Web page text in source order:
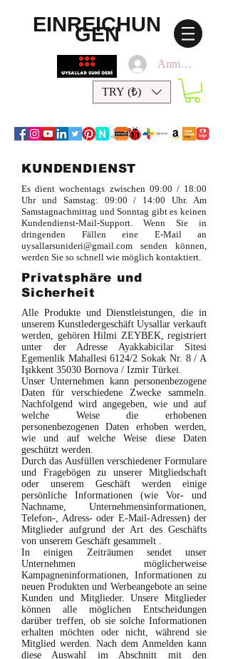
EINREICHUN
GEN
Anmelden
TRY (₺)
KUNDENDIENST
Es dient wochentags zwischen 09:00 / 18:00
Uhr und Samstag: 09:00 / 14:00 Uhr. Am
Samstagnachmittag und Sonntag gibt es keinen
Kundendienst-Mail-Support. Wenn Sie in
dringenden Fällen eine E-Mail an
uysallarsunideri@gmail.com senden können,
werden Sie so schnell wie möglich kontaktiert.
Privatsphäre und
Sicherheit
Alle Produkte und Dienstleistungen, die in
unserem Kunstledergeschäft Uysallar verkauft
werden, gehören Hilmi ZEYBEK, registriert
unter der Adresse Ayakkabicilar Sitesi
Egemenlik Mahallesi 6124/2 Sokak Nr. 8 / A
Işıkkent 35030 Bornova / Izmir Türkei.
Unser Unternehmen kann personenbezogene
Daten für verschiedene Zwecke sammeln.
Nachfolgend wird angegeben, wie und auf
welche Weise die erhobenen
personenbezogenen Daten erhoben werden,
wie und auf welche Weise diese Daten
geschützt werden.
Durch das Ausfüllen verschiedener Formulare
und Fragebögen zu unserer Mitgliedschaft
oder unserem Geschäft werden einige
persönliche Informationen (wie Vor- und
Nachname, Unternehmensinformationen,
Telefon-, Adress- oder E-Mail-Adressen) der
Mitglieder aufgrund der Art des Geschäfts
von unserem Geschäft gesammelt .
In einigen Zeiträumen sendet unser
Unternehmen möglicherweise
Kampagneninformationen, Informationen zu
neuen Produkten und Werbeangebote an seine
Kunden und Mitglieder. Unsere Mitglieder
können alle möglichen Entscheidungen
darüber treffen, ob sie solche Informationen
erhalten möchten oder nicht, während sie
Mitglied werden. Nach dem Anmelden kann
diese Auswahl im Abschnitt mit den